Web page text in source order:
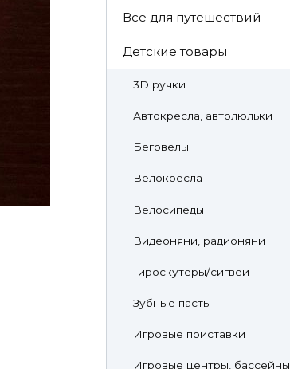
Все для путешествий
Детские товары
3D ручки
Автокресла, автолюльки
Беговелы
Велокресла
Велосипеды
Видеоняни, радионяни
Гироскутеры/сигвеи
Зубные пасты
Игровые приставки
Игровые центры, бассейны